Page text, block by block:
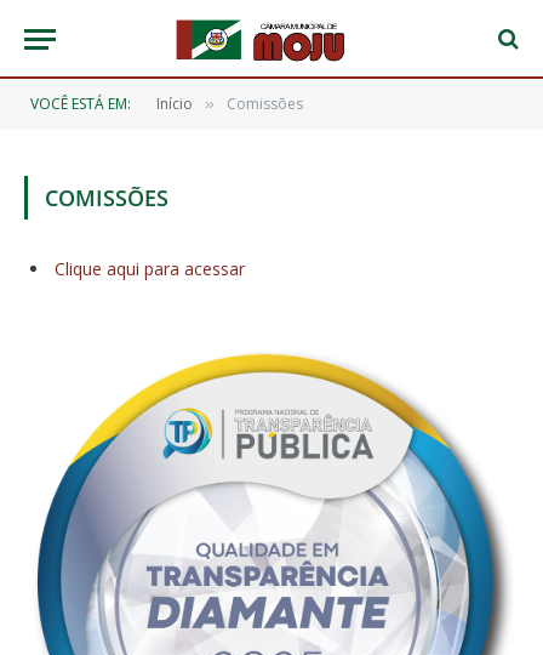
VOCÊ ESTÁ EM: Início » Comissões
COMISSÕES
Clique aqui para acessar